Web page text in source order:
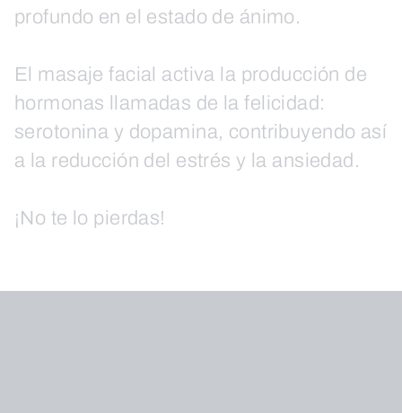
profundo en el estado de ánimo.
El masaje facial activa la producción de
hormonas llamadas de la felicidad:
serotonina y dopamina, contribuyendo así
a la reducción del estrés y la ansiedad.
¡No te lo pierdas!